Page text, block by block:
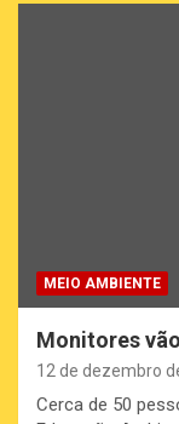
MEIO AMBIENTE
Monitores
12 de dezembro
Cerca de 50